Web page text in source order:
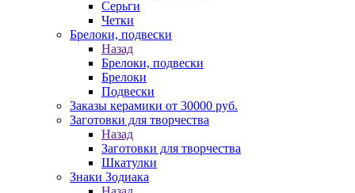
Серьги
Четки
Брелоки, подвески
Назад
Брелоки, подвески
Брелоки
Подвески
Заказы керамики от 30000 руб.
Заготовки для творчества
Назад
Заготовки для творчества
Шкатулки
Знаки Зодиака